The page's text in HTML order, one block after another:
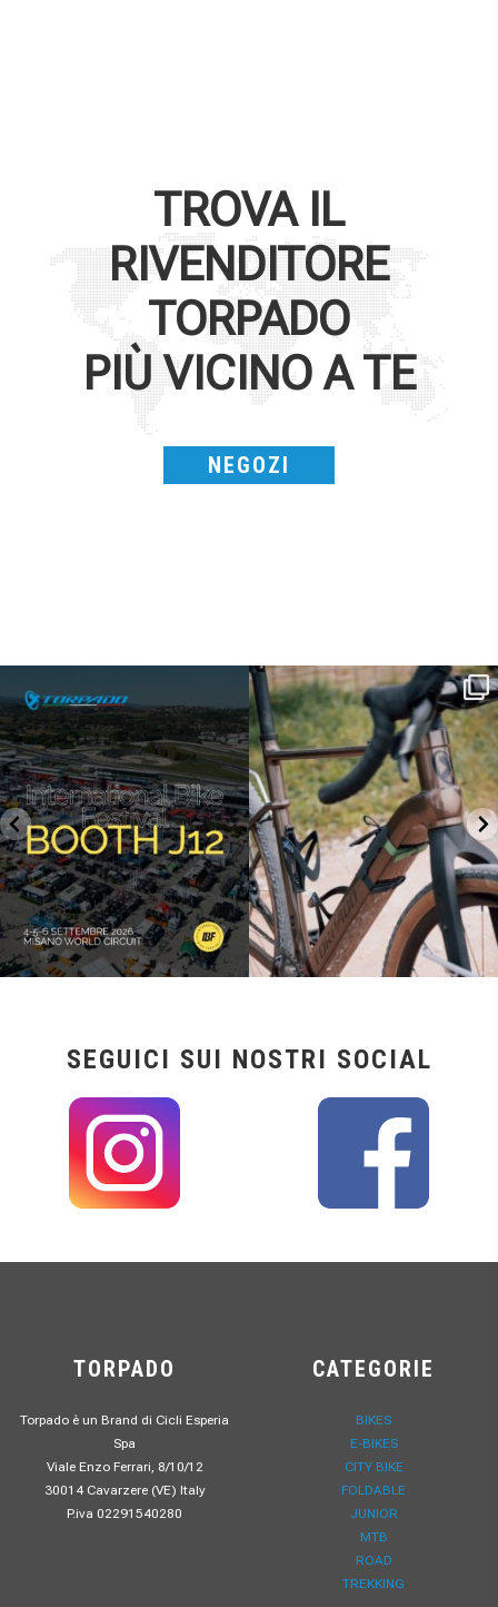
TROVA IL
RIVENDITORE
TORPADO
PIÙ VICINO A TE
NEGOZI
IBF sta per...
14 1
Kepler R è la gravel pensata per affrontare
lunghe...
26 0
SEGUICI SUI NOSTRI SOCIAL
TORPADO
Torpado è un Brand di Cicli Esperia
Spa
Viale Enzo Ferrari, 8/10/12
30014 Cavarzere (VE) Italy
P.iva 02291540280
CATEGORIE
BIKES
E-BIKES
CITY BIKE
FOLDABLE
JUNIOR
MTB
ROAD
TREKKING